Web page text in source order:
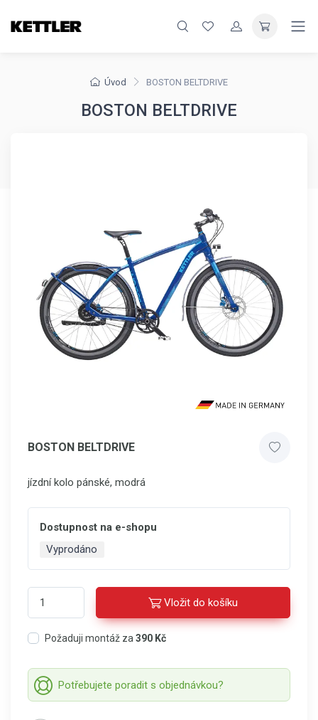
Úvod BOSTON BELTDRIVE
BOSTON BELTDRIVE
BOSTON BELTDRIVE
jízdní kolo pánské, modrá
Dostupnost na e-shopu
Vyprodáno
Vložit do košíku
Požaduji montáž za 390 Kč
Potřebujete poradit s objednávkou?